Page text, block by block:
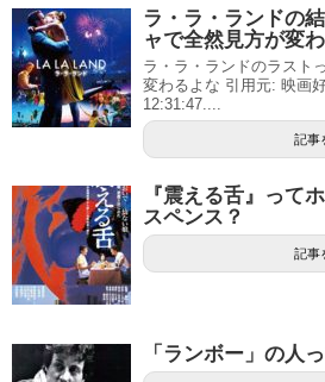
ラ・ラ・ランドの
ャで全然見方が変
ラ・ラ・ランドのラスト
変わるよな 引用元: 映画
12:31:47....
記事
『震える舌』って
スペンス？
記事
「ランボー」の人